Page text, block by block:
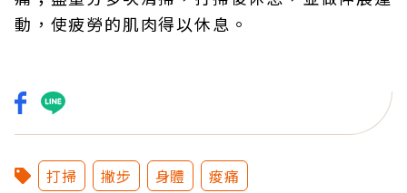
動，使疲勞的肌肉得以休息。
打掃 撇步 身體 痠痛